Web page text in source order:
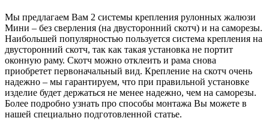
Мы предлагаем Вам 2 системы крепления рулонных жалюзи
Мини – без сверления (на двусторонний скотч) и на саморезы.
Наибольшей популярностью пользуется система крепления на
двусторонний скотч, так как такая установка не портит
оконную раму. Скотч можно отклеить и рама снова
приобретет первоначальный вид. Крепление на скотч очень
надежно – мы гарантируем, что при правильной установке
изделие будет держаться не менее надежно, чем на саморезы.
Более подробно узнать про способы монтажа Вы можете в
нашей специально подготовленной статье.